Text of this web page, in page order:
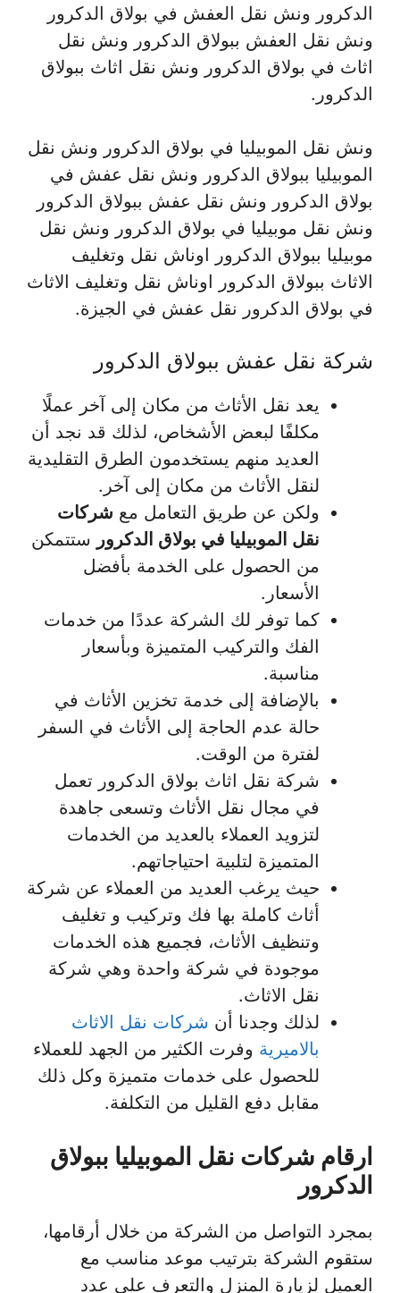
الدكرور ونش نقل العفش في بولاق الدكرور
ونش نقل العفش ببولاق الدكرور ونش نقل
اثاث في بولاق الدكرور ونش نقل اثاث ببولاق
الدكرور.
ونش نقل الموبيليا في بولاق الدكرور ونش نقل
الموبيليا ببولاق الدكرور ونش نقل عفش في
بولاق الدكرور ونش نقل عفش ببولاق الدكرور
ونش نقل موبيليا في بولاق الدكرور ونش نقل
موبيليا ببولاق الدكرور اوناش نقل وتغليف
الاثاث ببولاق الدكرور اوناش نقل وتغليف الاثاث
في بولاق الدكرور نقل عفش في الجيزة.
شركة نقل عفش ببولاق الدكرور
يعد نقل الأثاث من مكان إلى آخر عملًا
مكلفًا لبعض الأشخاص، لذلك قد نجد أن
العديد منهم يستخدمون الطرق التقليدية
لنقل الأثاث من مكان إلى آخر.
ولكن عن طريق التعامل مع شركات
نقل الموبيليا في بولاق الدكرور ستتمكن
من الحصول على الخدمة بأفضل
الأسعار.
كما توفر لك الشركة عددًا من خدمات
الفك والتركيب المتميزة وبأسعار
مناسبة.
بالإضافة إلى خدمة تخزين الأثاث في
حالة عدم الحاجة إلى الأثاث في السفر
لفترة من الوقت.
شركة نقل اثاث بولاق الدكرور تعمل
في مجال نقل الأثاث وتسعى جاهدة
لتزويد العملاء بالعديد من الخدمات
المتميزة لتلبية احتياجاتهم.
حيث يرغب العديد من العملاء عن شركة
أثاث كاملة بها فك وتركيب و تغليف
وتنظيف الأثاث، فجميع هذه الخدمات
موجودة في شركة واحدة وهي شركة
نقل الاثاث.
لذلك وجدنا أن شركات نقل الاثاث
بالاميرية وفرت الكثير من الجهد للعملاء
للحصول على خدمات متميزة وكل ذلك
مقابل دفع القليل من التكلفة.
ارقام شركات نقل الموبيليا ببولاق
الدكرور
بمجرد التواصل من الشركة من خلال أرقامها،
ستقوم الشركة بترتيب موعد مناسب مع
العميل لزيارة المنزل والتعرف على عدد